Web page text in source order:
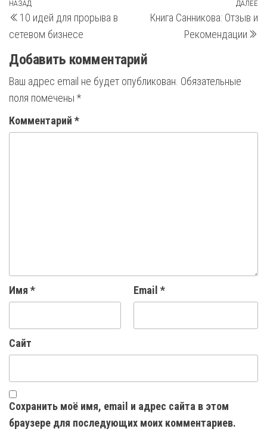
Навигация
по
Предыдущая
запись
НАЗАД
10 идей для прорыва в
сетевом бизнесе
ДАЛЕЕ
Книга Санникова: Отзыв и
Рекомендации
Добавить комментарий
Ваш адрес email не будет опубликован. Обязательные
поля помечены *
Комментарий *
Имя * Email *
Сайт
Сохранить моё имя, email и адрес сайта в этом
браузере для последующих моих комментариев.